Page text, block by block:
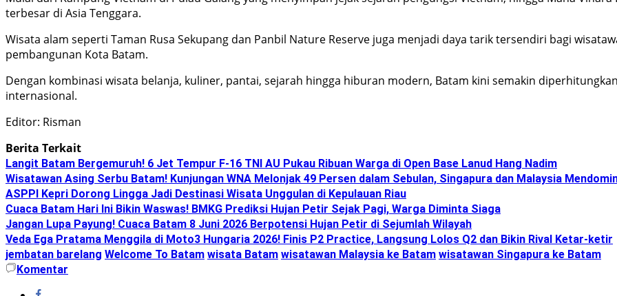
terbesar di Asia Tenggara.
Wisata alam seperti Taman Rusa Sekupang dan Panbil Nature Reserve juga menjadi daya tarik tersendiri bagi
pembangunan Kota Batam.
Dengan kombinasi wisata belanja, kuliner, pantai, sejarah hingga hiburan modern, Batam kini semakin
internasional.
Editor: Risman
Berita Terkait
Langit Batam Bergemuruh! 6 Jet Tempur F-16 TNI AU Pukau Ribuan Warga di Open Base Lanud Hang Nadim
Wisatawan Asing Serbu Batam! Kunjungan WNA Melonjak 49 Persen dalam Sebulan, Singapura dan Malaysia
ASPPI Kepri Dorong Lingga Jadi Destinasi Wisata Unggulan di Kepulauan Riau
Cuaca Batam Hari Ini Bikin Waswas! BMKG Prediksi Hujan Petir Sejak Pagi, Warga Diminta Siaga
Jangan Lupa Payung! Cuaca Batam 8 Juni 2026 Berpotensi Hujan Petir di Sejumlah Wilayah
Veda Ega Pratama Menggila di Moto3 Hungaria 2026! Finis P2 Practice, Langsung Lolos Q2 dan Bikin Rival Ketar-ketir
jembatan barelang Welcome To Batam wisata Batam wisatawan Malaysia ke Batam wisatawan Singapura ke Batam
Komentar